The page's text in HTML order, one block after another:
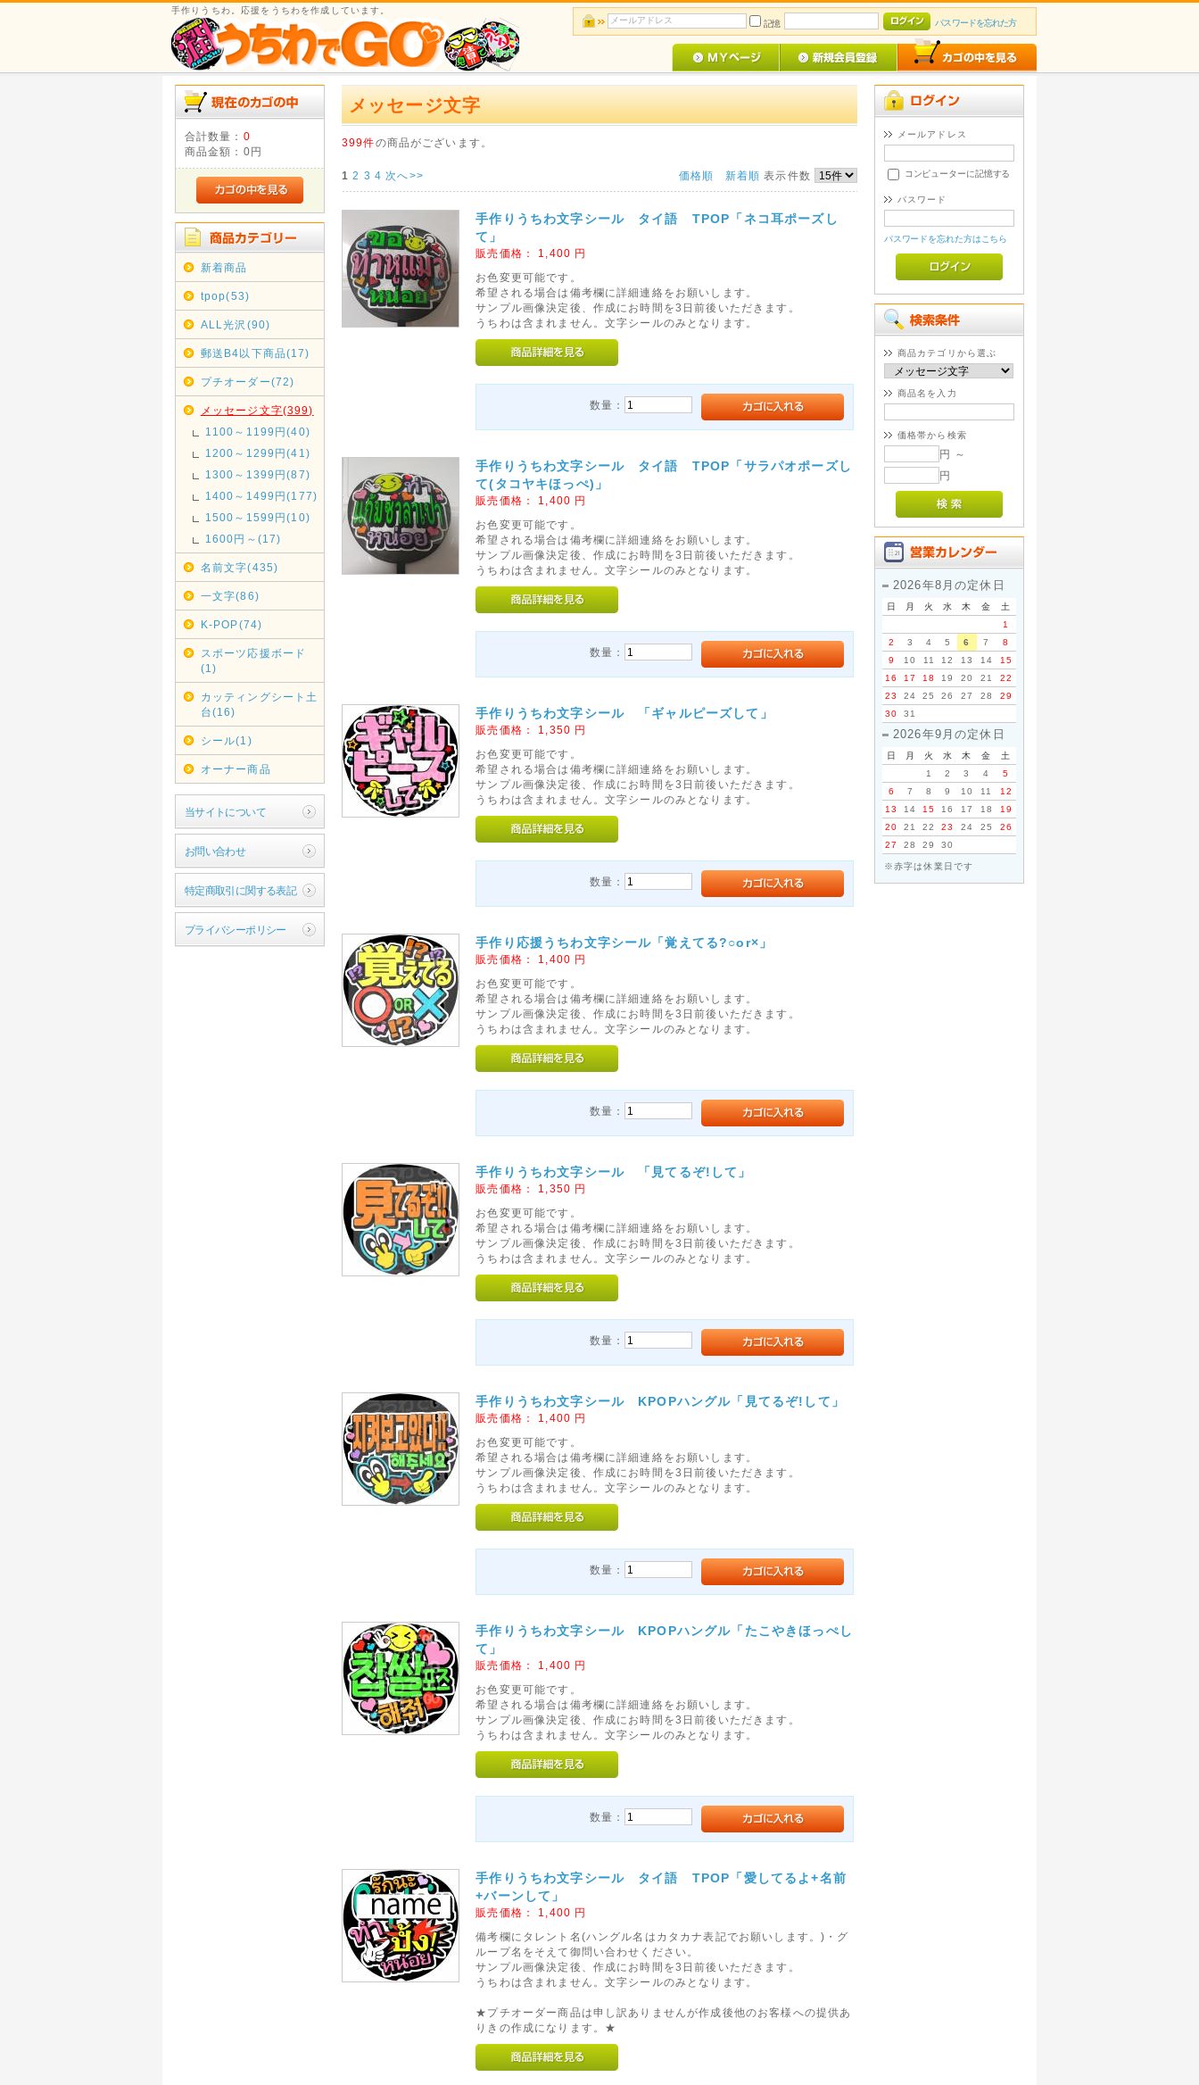
手作りうちわ。応援をうちわを作成しています。
記憶
パスワードを忘れた方
合計数量： 0
商品金額： 0円
新着商品
tpop(53)
ALL光沢(90)
郵送B4以下商品(17)
プチオーダー(72)
メッセージ文字(399)
1100～1199円(40)
1200～1299円(41)
1300～1399円(87)
1400～1499円(177)
1500～1599円(10)
1600円～(17)
名前文字(435)
一文字(86)
K-POP(74)
スポーツ応援ボード
(1)
カッティングシート土
台(16)
シール(1)
オーナー商品
当サイトについて
お問い合わせ
特定商取引に関する表記
プライバシーポリシー
メッセージ文字
399件の商品がございます。
価格順 新着順 表示件数
1 2 3 4 次へ>>
手作りうちわ文字シール タイ語 TPOP「ネコ耳ポーズし
て」
販売価格： 1,400 円
お色変更可能です。
希望される場合は備考欄に詳細連絡をお願いします。
サンプル画像決定後、作成にお時間を3日前後いただきます。
うちわは含まれません。文字シールのみとなります。
数量：
手作りうちわ文字シール タイ語 TPOP「サラパオポーズし
て(タコヤキほっぺ)」
販売価格： 1,400 円
お色変更可能です。
希望される場合は備考欄に詳細連絡をお願いします。
サンプル画像決定後、作成にお時間を3日前後いただきます。
うちわは含まれません。文字シールのみとなります。
数量：
手作りうちわ文字シール 「ギャルピーズして」
販売価格： 1,350 円
お色変更可能です。
希望される場合は備考欄に詳細連絡をお願いします。
サンプル画像決定後、作成にお時間を3日前後いただきます。
うちわは含まれません。文字シールのみとなります。
数量：
手作り応援うちわ文字シール「覚えてる?○or×」
販売価格： 1,400 円
お色変更可能です。
希望される場合は備考欄に詳細連絡をお願いします。
サンプル画像決定後、作成にお時間を3日前後いただきます。
うちわは含まれません。文字シールのみとなります。
数量：
手作りうちわ文字シール 「見てるぞ!して」
販売価格： 1,350 円
お色変更可能です。
希望される場合は備考欄に詳細連絡をお願いします。
サンプル画像決定後、作成にお時間を3日前後いただきます。
うちわは含まれません。文字シールのみとなります。
数量：
手作りうちわ文字シール KPOPハングル「見てるぞ!して」
販売価格： 1,400 円
お色変更可能です。
希望される場合は備考欄に詳細連絡をお願いします。
サンプル画像決定後、作成にお時間を3日前後いただきます。
うちわは含まれません。文字シールのみとなります。
数量：
手作りうちわ文字シール KPOPハングル「たこやきほっぺし
て」
販売価格： 1,400 円
お色変更可能です。
希望される場合は備考欄に詳細連絡をお願いします。
サンプル画像決定後、作成にお時間を3日前後いただきます。
うちわは含まれません。文字シールのみとなります。
数量：
手作りうちわ文字シール タイ語 TPOP「愛してるよ+名前
+バーンして」
販売価格： 1,400 円
備考欄にタレント名(ハングル名はカタカナ表記でお願いします。)・グ
ループ名をそえて御問い合わせください。
サンプル画像決定後、作成にお時間を3日前後いただきます。
うちわは含まれません。文字シールのみとなります。
★プチオーダー商品は申し訳ありませんが作成後他のお客様への提供あ
りきの作成になります。★
メールアドレス
コンピューターに記憶する
パスワード
パスワードを忘れた方はこちら
商品カテゴリから選ぶ
商品名を入力
価格帯から検索
円 ～
円
2026年8月の定休日
日 月 火 水 木 金
土
1
2
3 4 5 6 7
8
9
10 11 12 13 14
15
16
17 18 19 20 21
22
23
24 25 26 27 28
29
30
31
2026年9月の定休日
日 月 火 水 木 金
土
1
2 3 4
5
6
7 8 9 10 11
12
13
14 15 16 17 18
19
20
21 22 23 24 25
26
27
28 29 30
※赤字は休業日です